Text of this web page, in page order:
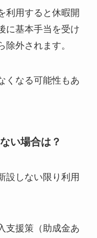
利用すると休暇開
に基本手当を受け
外されます。
くなる可能性もあ
い場合は？
設しない限り利用
支援策（助成金あ